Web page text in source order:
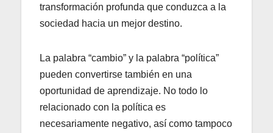
transformación profunda que conduzca a la
sociedad hacia un mejor destino.
La palabra “cambio” y la palabra “política”
pueden convertirse también en una
oportunidad de aprendizaje. No todo lo
relacionado con la política es
necesariamente negativo, así como tampoco